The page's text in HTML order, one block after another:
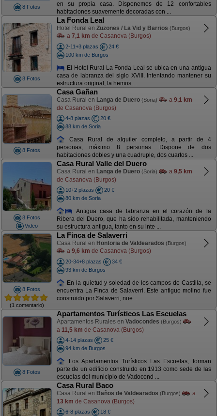
8 Fotos
en su propia casa. Disponemos de 12 confortables
habitaciones suavemente decoradas con ...
8 Fotos
La Fonda Leal
Hotel Rural en Zuzones / La Vid y Barrios (Burgos)
a 7,1 km de Casanova (Burgos)
2-11+3 plazas
24 €
100 km de Burgos
El Hotel Rural La Fonda Leal se ubica en una antigua
casa de labranza del siglo XVIII. Intentando mantener su
estructura original, la hemos ...
8 Fotos
Casa Gañan
Casa Rural en Langa de Duero (Soria) a 9,1 km
de Casanova (Burgos)
4-8 plazas
20 €
88 km de Soria
Casa Rural de alquiler completo, a partir de 4
personas, máximo 8 personas. Dispone de dos
habitaciones dobles y una cuadruple, dos cuartos ...
8 Fotos
Video
Casa Rural Valle del Duero
Casa Rural en Langa de Duero (Soria) a 9,5 km
de Casanova (Burgos)
10+2 plazas
20 €
80 km de Soria
Antigua casa de labranza en el corazón de la
Ribera del Duero, que ha sido rehabilitada, manteniendo
su estructura antigua, tanto en su inte ...
8 Fotos
(1 comentario)
La Finca de Salaverri
Casa Rural en Hontoria de Valdearados (Burgos)
a 9,6 km de Casanova (Burgos)
20-34+8 plazas
34 €
93 km de Burgos
En la quietud y soledad de los campos de Castilla, se
encuentra La Finca de Salaverri. Este antiguo molino fue
construido por Salaverri, nue ...
8 Fotos
Apartamentos Turísticos Las Escuelas
Apartamentos Rurales en Vadocondes (Burgos)
a 11,5 km de Casanova (Burgos)
4-14 plazas
25 €
94 km de Burgos
Los Apartamentos Turísticos Las Escuelas, forman
parte de un edificio construido en 1913 como sede de las
escuelas del municipio de Vadocond ...
Casa Rural Baco
Casa Rural en Baños de Valdearados (Burgos)
a
13 km de Casanova (Burgos)
6-8 plazas
18 €